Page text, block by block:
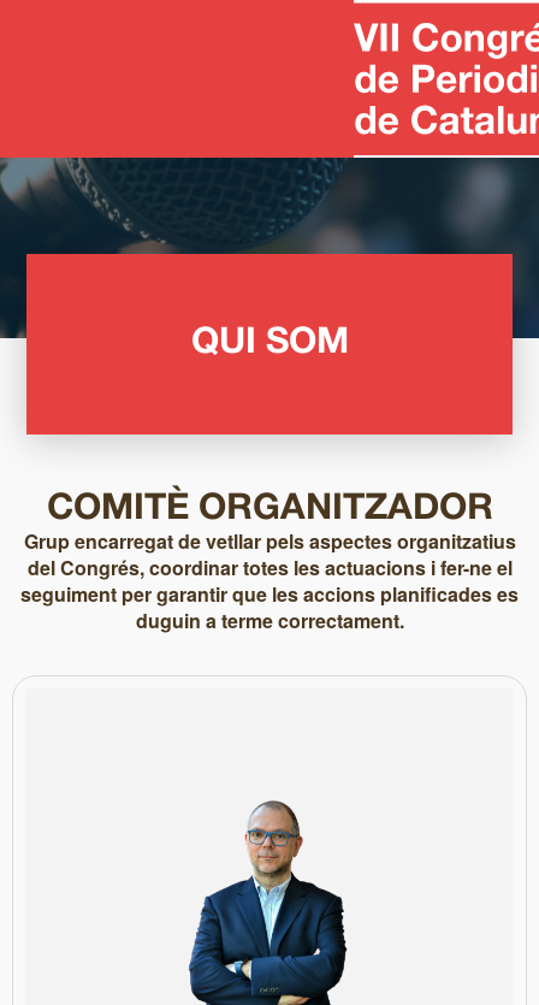
QUI SOM
COMITÈ ORGANITZADOR
Grup encarregat de vetllar pels aspectes organitzatius
del Congrés, coordinar totes les actuacions i fer-ne el
seguiment per garantir que les accions planificades es
duguin a terme correctament.
El 2000 s’incorpora a RAC1 com a membre de l’equip
fundacional de Primera hora i posteriorment dirigeix Mercats,
l’informatiu econòmic de l’emissora. Ha estat guionista d’El món a
RAC1 amb Xavier Bosch i Jordi Basté. Des del 2020 és degà del
Col·legi de Periodistes de Catalunya, després d’haver-ne estat
vicedegà entre 2017 i 2019.
Col·legiat núm. 15061